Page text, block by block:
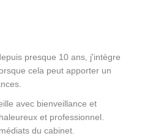
presque 10 ans, j'intègre
cela peut apporter un
avec bienveillance et
et professionnel.
du cabinet.